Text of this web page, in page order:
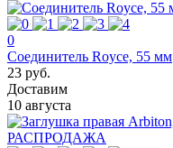
0
Соединитель Royce, 55 мм
23 руб.
Доставим
10 августа
РАСПРОДАЖА